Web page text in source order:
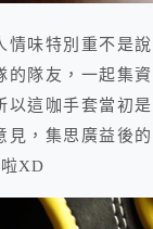
味特別重不是說
的隊友，一起集
以這咖手套當初
見，集思廣益後
XD